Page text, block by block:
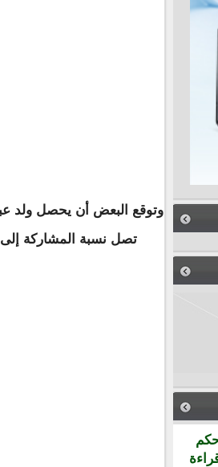
تصل نسبة المشاركة إلى 50%، رغم ما تبذله الجهات الرسمية، من جهد في سبيل رفعها.